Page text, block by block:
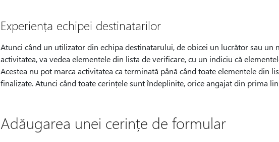
Experiența echipei destinatarilor
Atunci când un utilizator din echipa destinatarului, de obicei un lucrător sau un
activitatea, va vedea elementele din lista de verificare, cu un indiciu că
Acestea nu pot marca activitatea ca terminată până când toate elementele din
finalizate. Atunci când toate cerințele sunt îndeplinite, orice angajat din prima
Adăugarea unei cerințe de formular